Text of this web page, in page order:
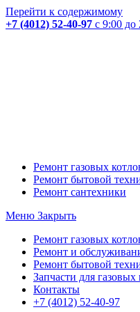
Перейти к содержимому
+7 (4012) 52-40-97 с 9:00 до
Ремонт газовых
Ремонт бытовой
Ремонт сантехники
Меню Закрыть
Ремонт газовых
Ремонт и
Ремонт бытовой
Запчасти для газовых
Контакты
+7 (4012) 52-40-97